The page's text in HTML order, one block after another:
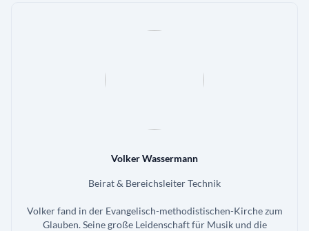
Volker Wassermann
Beirat & Bereichsleiter Technik
Volker fand in der Evangelisch-methodistischen-Kirche zum
Glauben. Seine große Leidenschaft für Musik und die